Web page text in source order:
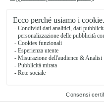
Ti
Altre idee regalo